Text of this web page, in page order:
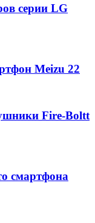
серии LG
Meizu 22
Fire-Boltt
смартфона